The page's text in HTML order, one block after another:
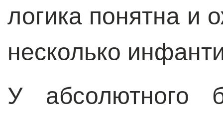
логика понятна и
несколько
У абсолютного